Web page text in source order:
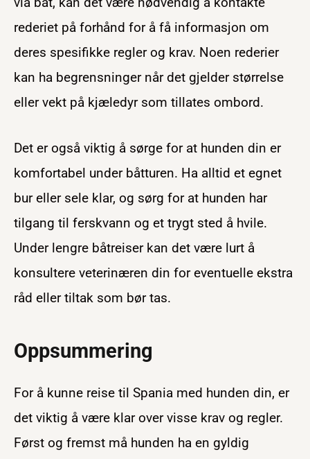
rederiet på forhånd for å få informasjon om
deres spesifikke regler og krav. Noen rederier
kan ha begrensninger når det gjelder størrelse
eller vekt på kjæledyr som tillates ombord.
Det er også viktig å sørge for at hunden din er
komfortabel under båtturen. Ha alltid et egnet
bur eller sele klar, og sørg for at hunden har
tilgang til ferskvann og et trygt sted å hvile.
Under lengre båtreiser kan det være lurt å
konsultere veterinæren din for eventuelle ekstra
råd eller tiltak som bør tas.
Oppsummering
For å kunne reise til Spania med hunden din, er
det viktig å være klar over visse krav og regler.
Først og fremst må hunden ha en gyldig